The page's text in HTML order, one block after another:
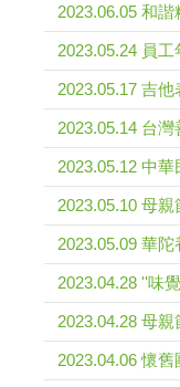
2023.06.05 和
2023.05.24 員
2023.05.17 吉他
2023.05.14 台
2023.05.12 中
2023.05.10 母親
2023.05.09 華
2023.04.28 ''味
2023.04.28 母
2023.04.06 懷